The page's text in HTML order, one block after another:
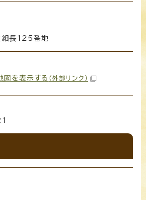
細長125番地
図を表示する （外部リンク）